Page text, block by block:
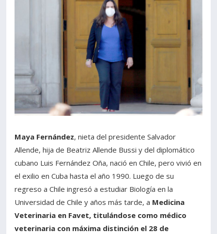
Maya Fernández, nieta del presidente Salvador
Allende, hija de Beatriz Allende Bussi y del diplomático
cubano Luis Fernández Oña, nació en Chile, pero vivió en
el exilio en Cuba hasta el año 1990. Luego de su
regreso a Chile ingresó a estudiar Biología en la
Universidad de Chile y años más tarde, a Medicina
Veterinaria en Favet, titulándose como médico
veterinaria con máxima distinción el 28 de